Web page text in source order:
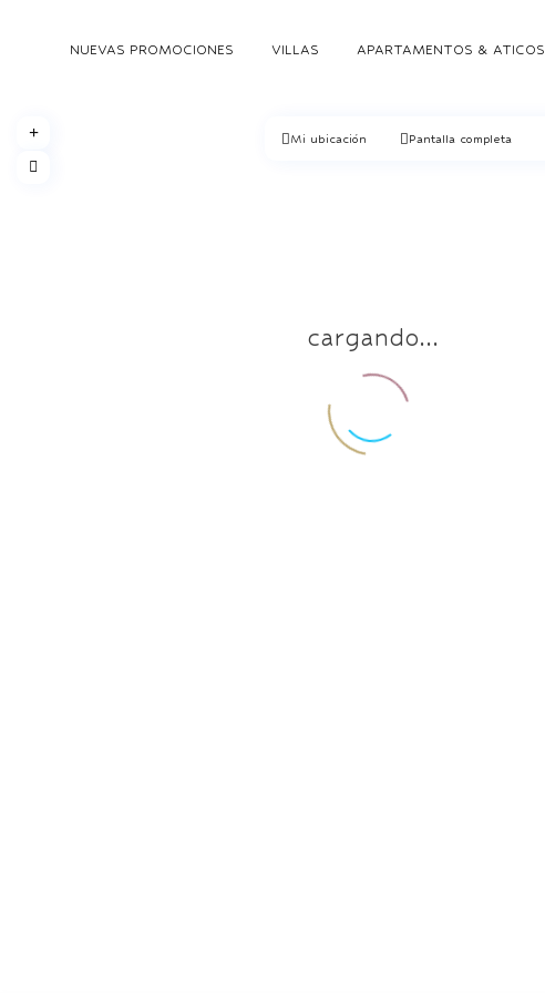
NUEVAS PROMOCIONES VILLAS APARTAMENTOS & ATICOS
cargando...
Mi ubicación Pantalla completa